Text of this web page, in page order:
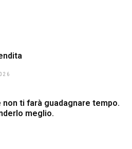
ti farà guadagnare tempo.
meglio.